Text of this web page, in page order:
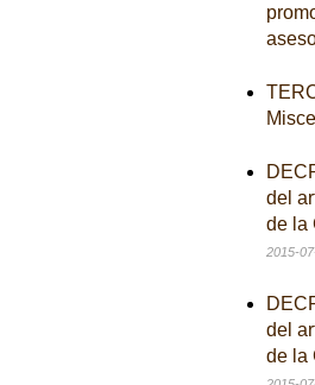
del
de la
2015-
del
de la